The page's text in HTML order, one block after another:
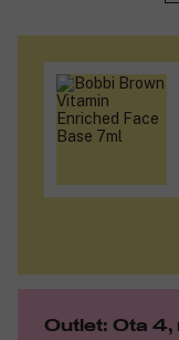
vedolla. Se antaa
luonnolliselta. Voit
peittävyyttä.
Tuotteen ominaisuudet:
Se sisältää
pigmenttejä,
Lopputulos on
Huulipunassa
Outlet: Ota 4,